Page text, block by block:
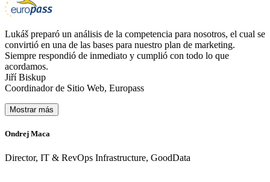
Lukáš preparó un análisis de la competencia para nosotros, el cual se
convirtió en una de las bases para nuestro plan de marketing.
Siempre respondió de inmediato y cumplió con todo lo que
acordamos.
Jiří Biskup
Coordinador de Sitio Web, Europass
Mostrar más
Ondrej Maca
Director, IT & RevOps Infrastructure, GoodData